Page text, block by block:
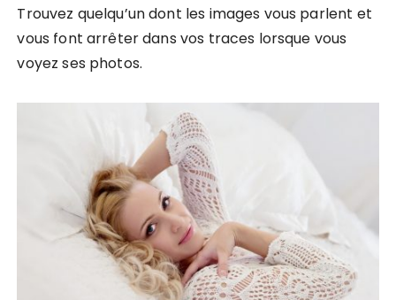
Trouvez quelqu’un dont les images vous parlent et
vous font arrêter dans vos traces lorsque vous
voyez ses photos.